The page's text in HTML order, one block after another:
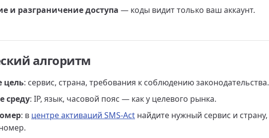
и разграничение доступа — коды видит только ваш аккаунт.
алгоритм
цель: сервис, страна, требования к соблюдению законодательства.
среду: IP, язык, часовой пояс — как у целевого рынка.
: в центре активаций SMS-Act найдите нужный сервис и страну,